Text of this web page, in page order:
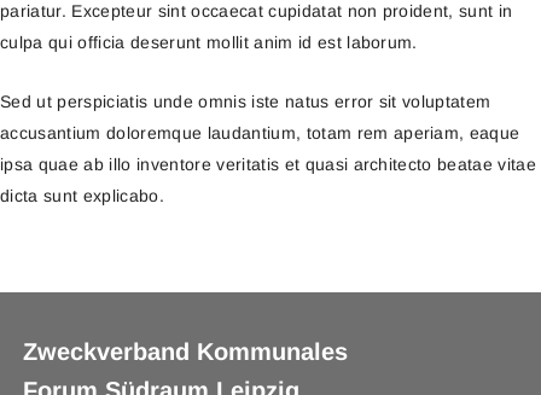
pariatur. Excepteur sint occaecat cupidatat non proident, sunt in
culpa qui officia deserunt mollit anim id est laborum.
Sed ut perspiciatis unde omnis iste natus error sit voluptatem
accusantium doloremque laudantium, totam rem aperiam, eaque
ipsa quae ab illo inventore veritatis et quasi architecto beatae vitae
dicta sunt explicabo.
Zweckverband Kommunales